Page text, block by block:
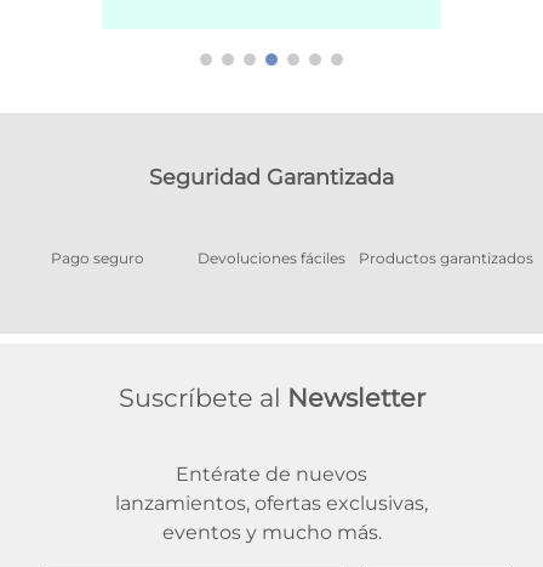
Seguridad Garantizada
Pago seguro Devoluciones fáciles Productos garantizados
Suscríbete al Newsletter
Entérate de nuevos
lanzamientos, ofertas exclusivas,
eventos y mucho más.